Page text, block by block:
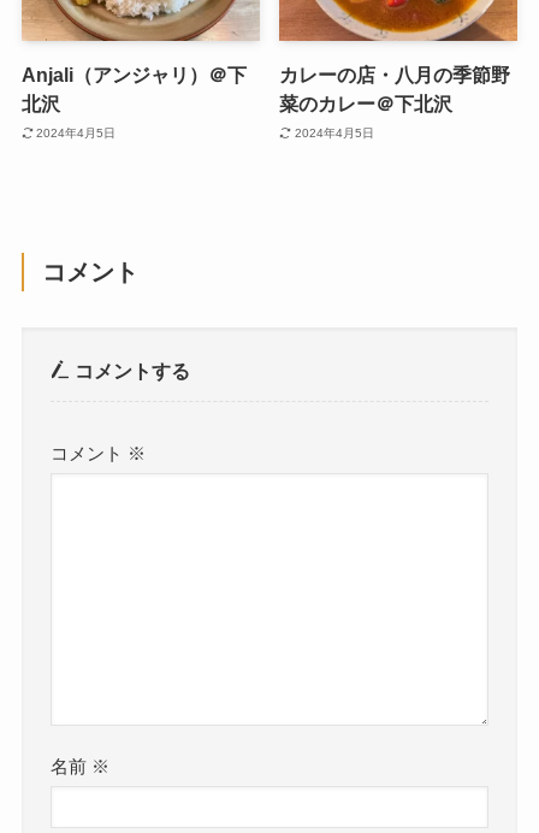
Anjali（アンジャリ）＠下
北沢
2024年4月5日
カレーの店・八月の季節野
菜のカレー＠下北沢
2024年4月5日
コメント
コメントする
コメント ※
名前 ※